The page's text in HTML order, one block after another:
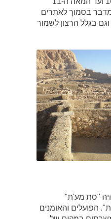
בסמוך לאתרים
בגלל הרצון לשמור
"סת מע'ת"
הפועלים והאומנים